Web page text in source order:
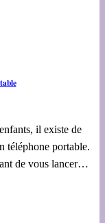
il existe de
téléphone portable.
de vous lancer…